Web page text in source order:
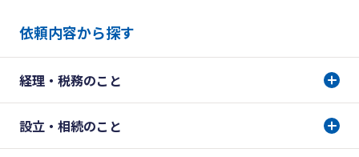
依頼内容から探す
経理・税務のこと
設立・相続のこと